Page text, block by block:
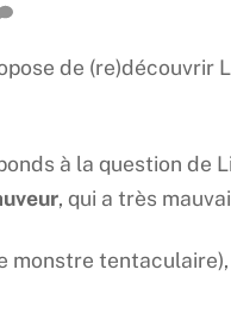
de (re)découvrir
à la question de
, qui a très
monstre